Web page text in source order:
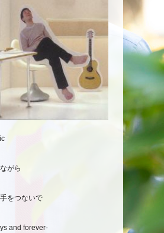
がら
をつないで
and forever-